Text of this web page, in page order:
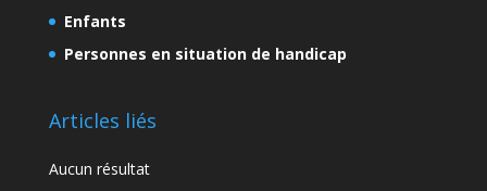
Enfants
Personnes en situation de handicap
Articles liés
Aucun résultat